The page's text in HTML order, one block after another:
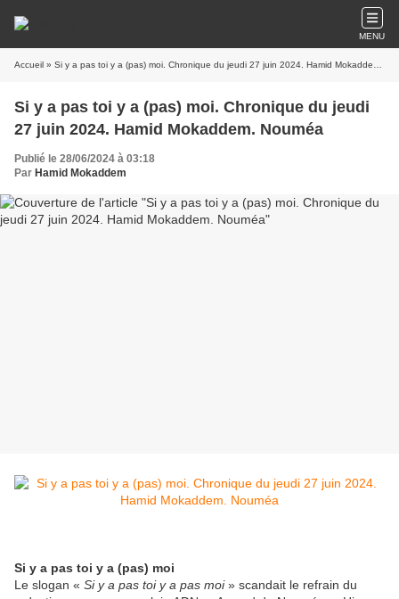
MENU
Accueil » Si y a pas toi y a (pas) moi. Chronique du jeudi 27 juin 2024. Hamid Mokaddem. Nouméa
Si y a pas toi y a (pas) moi. Chronique du jeudi
27 juin 2024. Hamid Mokaddem. Nouméa
Publié le 28/06/2024 à 03:18
Par Hamid Mokaddem
Si y a pas toi y a (pas) moi
Le slogan « Si y a pas toi y a pas moi» scandait le refrain du